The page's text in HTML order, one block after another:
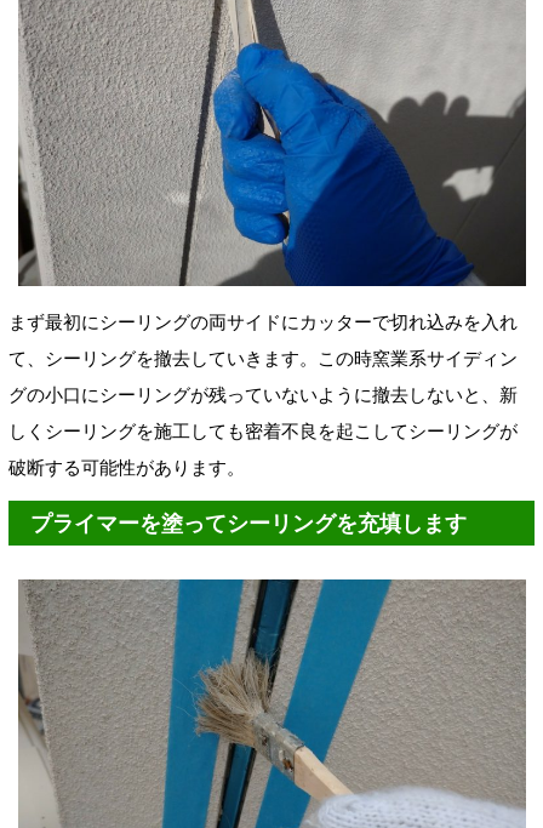
まず最初にシーリングの両サイドにカッターで切れ込みを入れ
て、シーリングを撤去していきます。この時窯業系サイディン
グの小口にシーリングが残っていないように撤去しないと、新
しくシーリングを施工しても密着不良を起こしてシーリングが
破断する可能性があります。
プライマーを塗ってシーリングを充填します